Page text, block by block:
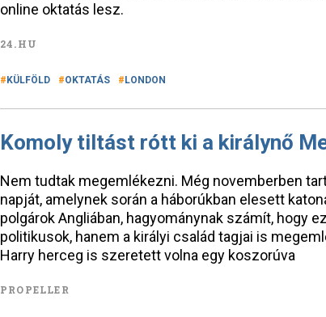
online oktatás lesz.
24.HU
KÜLFÖLD OKTATÁS LONDON
Komoly tiltást rótt ki a királynő
Nem tudtak megemlékezni. Még novemberben
napját, amelynek során a háborúkban elesett
polgárok Angliában, hagyománynak számít, hogy
politikusok, hanem a királyi család tagjai is
Harry herceg is szeretett volna egy koszorúva
PROPELLER